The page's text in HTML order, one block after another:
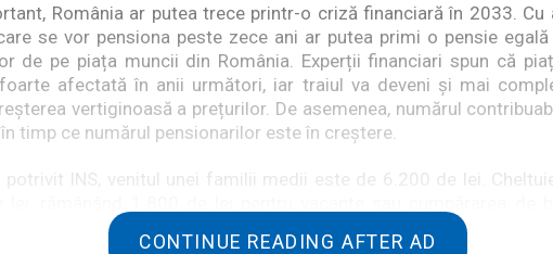
România ar putea trece printr-o criză financiară în 2033. Cu
se vor pensiona peste zece ani ar putea primi o pensie
de pe piața muncii din România. Experții financiari spun că
afectată în anii următori, iar traiul va deveni și mai
vertiginoasă a prețurilor. De asemenea, numărul
timp ce numărul pensionarilor este în creștere.
potrivit INS, venitul unei familii medii este de 6.200 de lei.
2033 s-ar putea dovedi dificil pentru români din punct de vedere
CONTINUE READING AFTER AD